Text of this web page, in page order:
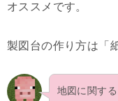
オススメです。
製図台の作り方は「
地図に関す